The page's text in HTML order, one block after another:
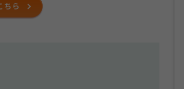
ちら